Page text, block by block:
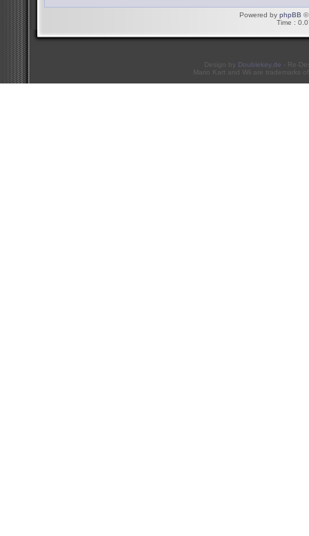
Powered by phpBB ©
Time :
Design by Doublekey.de - Re-
Mario Kart and Wii are trademarks